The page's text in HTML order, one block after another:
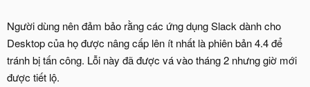
Người dùng nên đảm bảo rằng các ứng dụng Slack dành cho
Desktop của họ được nâng cấp lên ít nhất là phiên bản 4.4 để
tránh bị tấn công. Lỗi này đã được vá vào tháng 2 nhưng giờ mới
được tiết lộ.